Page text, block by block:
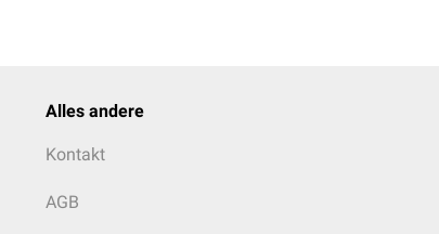
Alles andere
Kontakt
AGB